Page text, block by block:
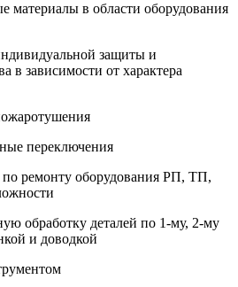
материалы в области оборудования
защиты и
в зависимости от характера
переключения
по ремонту оборудования РП, ТП,
обработку деталей по 1-му, 2-му
и доводкой